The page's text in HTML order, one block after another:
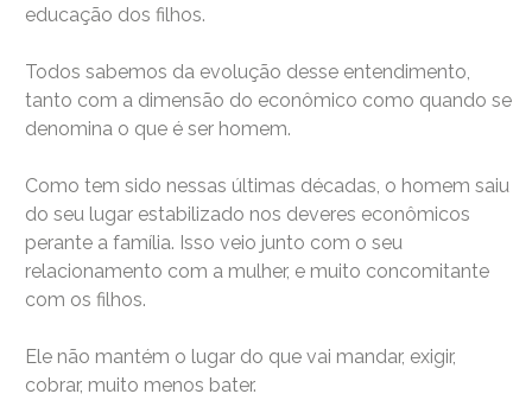
educação dos filhos.
Todos sabemos da evolução desse entendimento,
tanto com a dimensão do econômico como quando se
denomina o que é ser homem.
Como tem sido nessas últimas décadas, o homem saiu
do seu lugar estabilizado nos deveres econômicos
perante a família. Isso veio junto com o seu
relacionamento com a mulher, e muito concomitante
com os filhos.
Ele não mantém o lugar do que vai mandar, exigir,
cobrar, muito menos bater.